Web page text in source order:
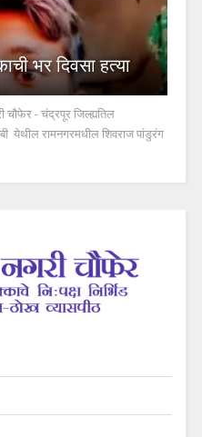
भर दिवसा हत्या
चौफेर - चंद्रपूर जिल्ह्यतिल
येथील रामनगरमधील शिवराज पांडुरंग